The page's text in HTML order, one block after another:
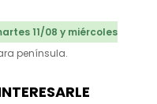
11/08 y miércoles
península.